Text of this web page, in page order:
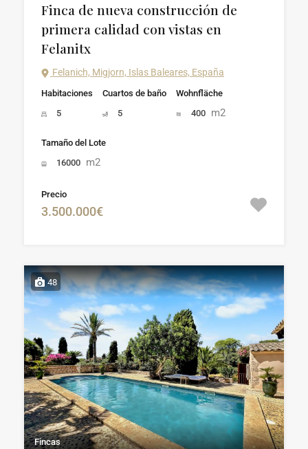
Finca de nueva construcción de
primera calidad con vistas en
Felanitx
Felanich, Migjorn, Islas Baleares, España
Habitaciones
5
Cuartos de baño
5
Wohnfläche
400 m2
Tamaño del Lote
16000 m2
Precio
3.500.000€
48
Fincas